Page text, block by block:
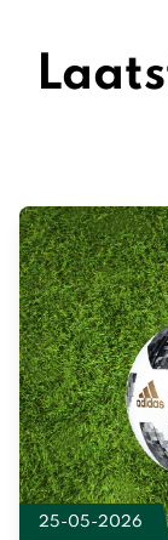
25-05-2026